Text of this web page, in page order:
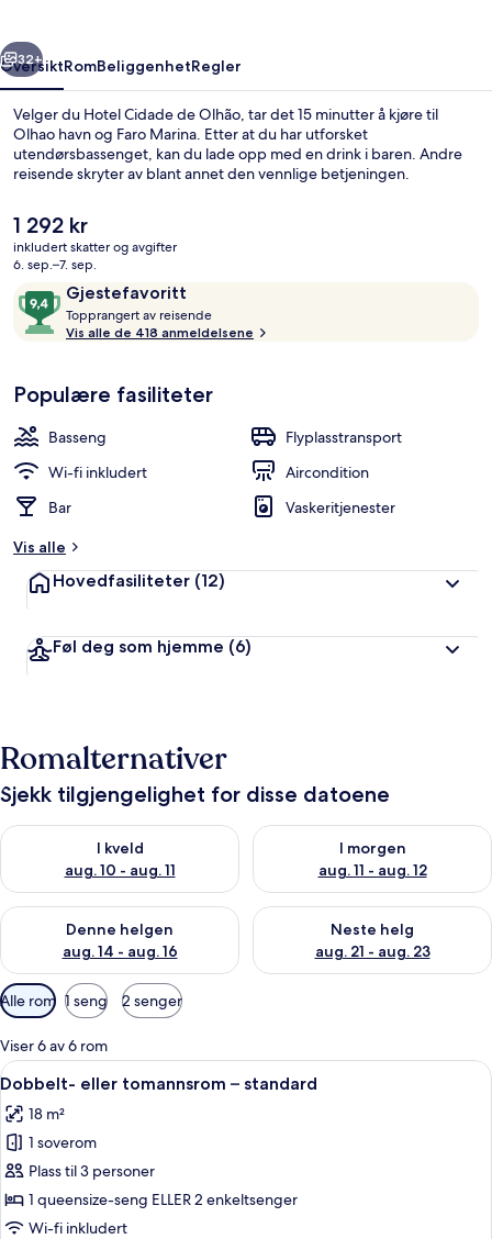
Neste
32+
OversiktRomBeliggenhetRegler
Velger du Hotel Cidade de Olhão, tar det 15 minutter å kjøre til
Olhao havn og Faro Marina. Etter at du har utforsket
utendørsbassenget, kan du lade opp med en drink i baren. Andre
reisende skryter av blant annet den vennlige betjeningen.
Den
nåværende
prisen
1 292 kr
1 292 kr
inkludert skatter og avgifter
6. sep.–7. sep.
AnmeldelserGjestefavoritt
9,4
av
10,
Topprangert av reisende
o
v
i
Vis alle de 418 anmeldelsene
Populære fasiliteter
Basseng
Flyplasstransport
Wi-fi inkludert
Aircondition
Bar
Vaskeritjenester
Vis alle
Hovedfasiliteter (12)
Føl deg som hjemme (6)
Romalternativer
Sjekk tilgjengelighet for disse datoene
I kveld
aug. 10 - aug. 11
Sjekk tilgjengelighet for i kveld, aug. 10 - aug. 11
I morgen
aug. 11 - aug. 12
Sjekk tilgjengelighet for i
Denne helgen
aug. 14 - aug. 16
Sjekk tilgjengelighet for denne helgen, aug. 14 - aug. 16
Neste helg
aug. 21 - aug. 23
Sjekk tilgjengelighet for
Tilgjengelige
filtre
for
rom
Alle rom 1 seng 2 senger
Viser 6 av 6 rom
Åpne
alle
bildene
av
Dobbelt-
eller
tomannsrom
Dobbelt- eller tomannsrom –
7
Dobbelt- eller tomannsrom – standard
18 m²
1 soverom
Plass til 3 personer
1 queensize-seng ELLER 2 enkeltsenger
Wi-fi inkludert